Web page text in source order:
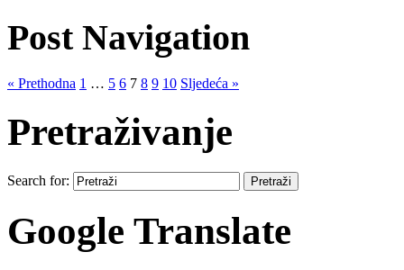
Post Navigation
« Prethodna 1 … 5 6 7 8 9 10 Sljedeća »
Pretraživanje
Search for:
Google Translate